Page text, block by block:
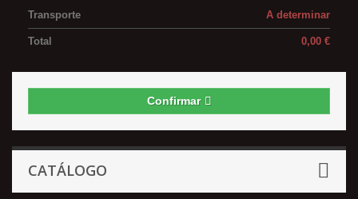
A determinar
Transporte
0,00 €
Total
Confirmar
CATÁLOGO